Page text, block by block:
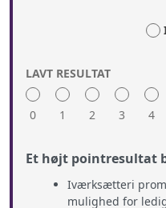
LAVT RESULTAT
0 1 2 3 4
Et højt pointresultat
Iværksætteri
mulighed for